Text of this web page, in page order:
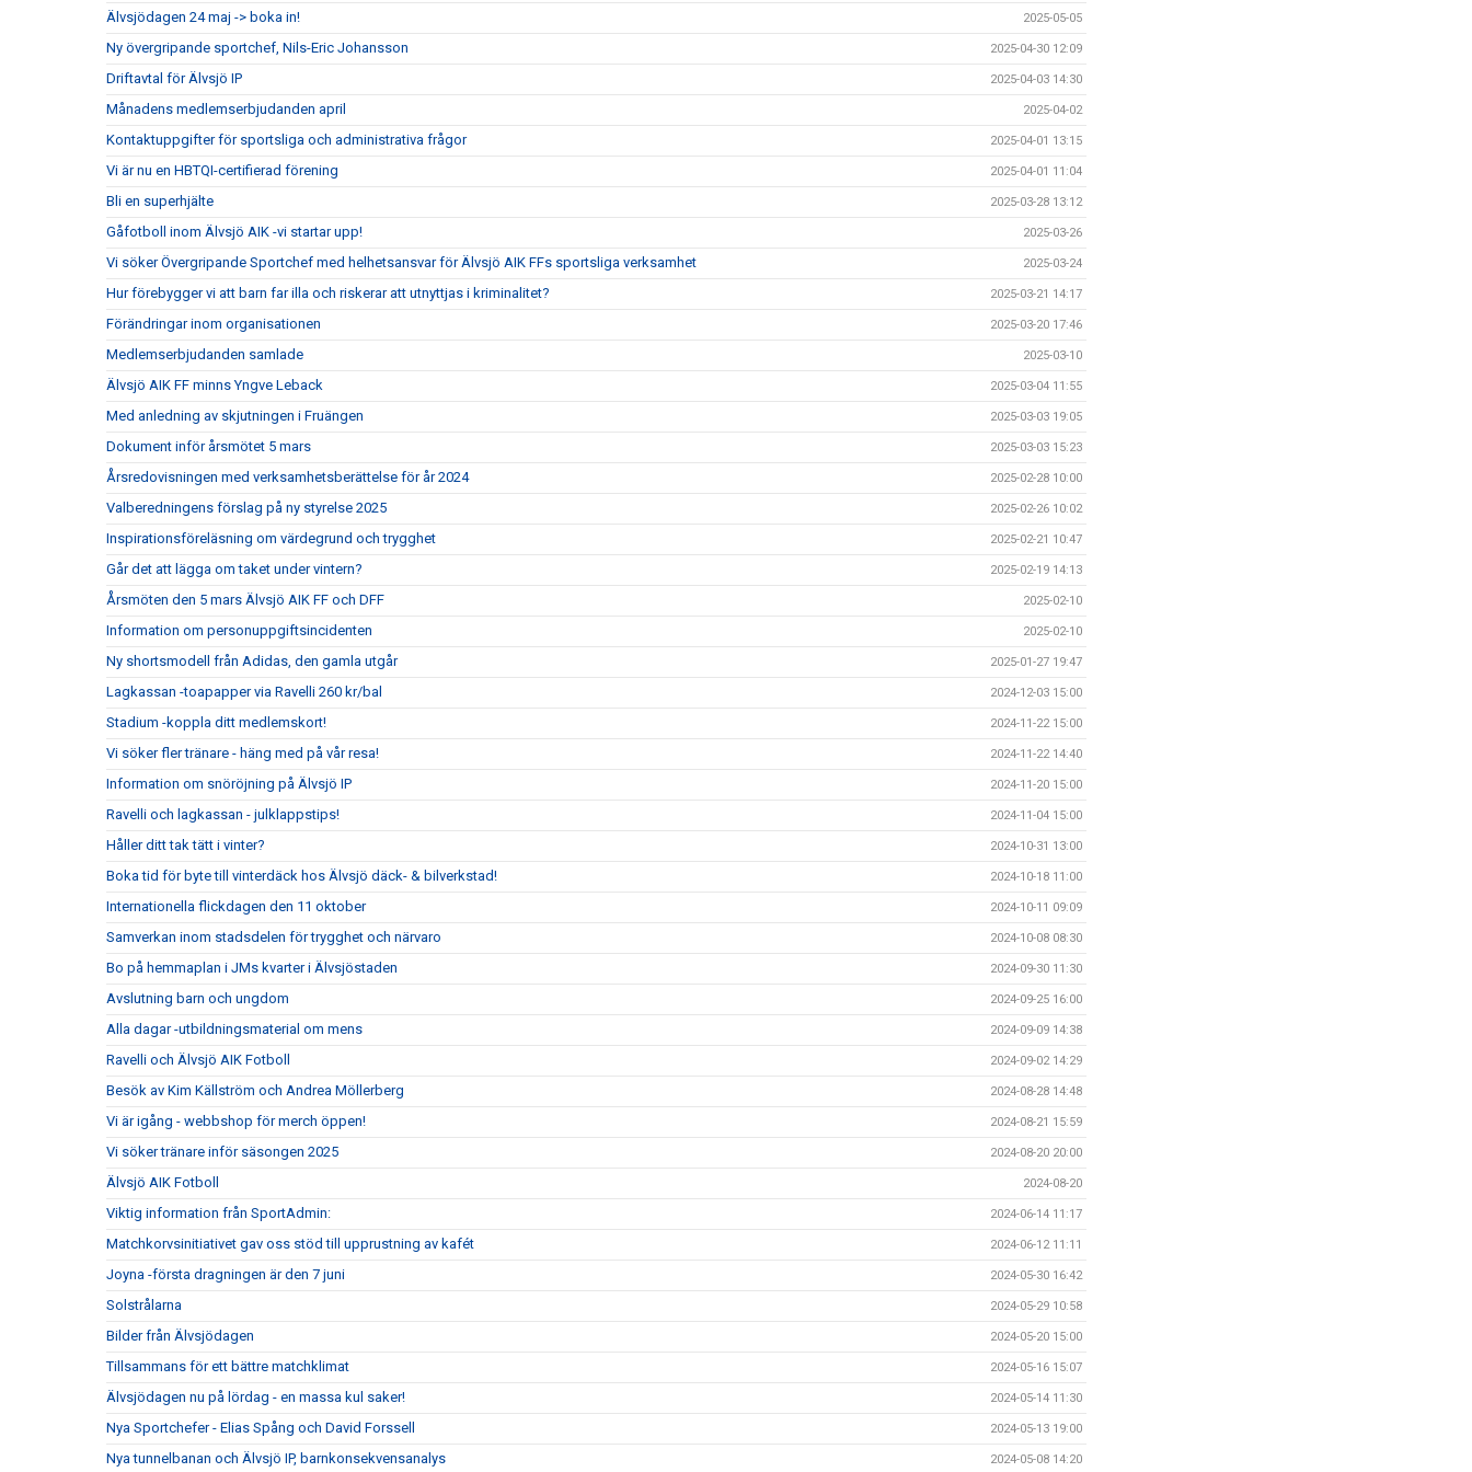
Älvsjödagen 24 maj -> boka in! 2025-05-05
Ny övergripande sportchef, Nils-Eric Johansson 2025-04-30 12:09
Driftavtal för Älvsjö IP 2025-04-03 14:30
Månadens medlemserbjudanden april 2025-04-02
Kontaktuppgifter för sportsliga och administrativa frågor 2025-04-01 13:15
Vi är nu en HBTQI-certifierad förening 2025-04-01 11:04
Bli en superhjälte 2025-03-28 13:12
Gåfotboll inom Älvsjö AIK -vi startar upp! 2025-03-26
Vi söker Övergripande Sportchef med helhetsansvar för Älvsjö AIK FFs sportsliga verksamhet 2025-03-24
Hur förebygger vi att barn far illa och riskerar att utnyttjas i kriminalitet? 2025-03-21 14:17
Förändringar inom organisationen 2025-03-20 17:46
Medlemserbjudanden samlade 2025-03-10
Älvsjö AIK FF minns Yngve Leback 2025-03-04 11:55
Med anledning av skjutningen i Fruängen 2025-03-03 19:05
Dokument inför årsmötet 5 mars 2025-03-03 15:23
Årsredovisningen med verksamhetsberättelse för år 2024 2025-02-28 10:00
Valberedningens förslag på ny styrelse 2025 2025-02-26 10:02
Inspirationsföreläsning om värdegrund och trygghet 2025-02-21 10:47
Går det att lägga om taket under vintern? 2025-02-19 14:13
Årsmöten den 5 mars Älvsjö AIK FF och DFF 2025-02-10
Information om personuppgiftsincidenten 2025-02-10
Ny shortsmodell från Adidas, den gamla utgår 2025-01-27 19:47
Lagkassan -toapapper via Ravelli 260 kr/bal 2024-12-03 15:00
Stadium -koppla ditt medlemskort! 2024-11-22 15:00
Vi söker fler tränare - häng med på vår resa! 2024-11-22 14:40
Information om snöröjning på Älvsjö IP 2024-11-20 15:00
Ravelli och lagkassan - julklappstips! 2024-11-04 15:00
Håller ditt tak tätt i vinter? 2024-10-31 13:00
Boka tid för byte till vinterdäck hos Älvsjö däck- & bilverkstad! 2024-10-18 11:00
Internationella flickdagen den 11 oktober 2024-10-11 09:09
Samverkan inom stadsdelen för trygghet och närvaro 2024-10-08 08:30
Bo på hemmaplan i JMs kvarter i Älvsjöstaden 2024-09-30 11:30
Avslutning barn och ungdom 2024-09-25 16:00
Alla dagar -utbildningsmaterial om mens 2024-09-09 14:38
Ravelli och Älvsjö AIK Fotboll 2024-09-02 14:29
Besök av Kim Källström och Andrea Möllerberg 2024-08-28 14:48
Vi är igång - webbshop för merch öppen! 2024-08-21 15:59
Vi söker tränare inför säsongen 2025 2024-08-20 20:00
Älvsjö AIK Fotboll 2024-08-20
Viktig information från SportAdmin: 2024-06-14 11:17
Matchkorvsinitiativet gav oss stöd till upprustning av kafét 2024-06-12 11:11
Joyna -första dragningen är den 7 juni 2024-05-30 16:42
Solstrålarna 2024-05-29 10:58
Bilder från Älvsjödagen 2024-05-20 15:00
Tillsammans för ett bättre matchklimat 2024-05-16 15:07
Älvsjödagen nu på lördag - en massa kul saker! 2024-05-14 11:30
Nya Sportchefer - Elias Spång och David Forssell 2024-05-13 19:00
Nya tunnelbanan och Älvsjö IP, barnkonsekvensanalys 2024-05-08 14:20